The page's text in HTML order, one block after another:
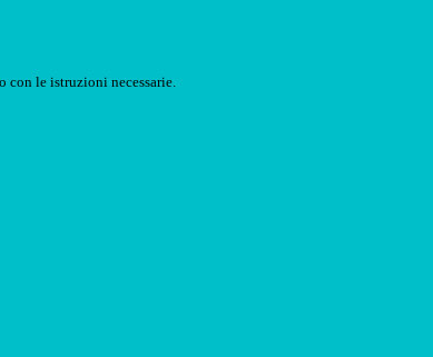
con le istruzioni necessarie.